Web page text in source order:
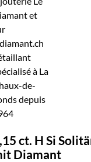
ct. H Si
Diamant